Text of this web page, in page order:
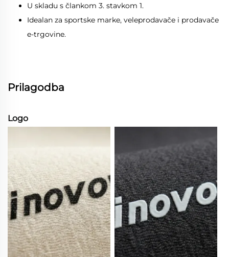
U skladu s člankom 3. stavkom 1.
Idealan za sportske marke, veleprodavače i prodavače
e-trgovine.
Prilagodba
Logo